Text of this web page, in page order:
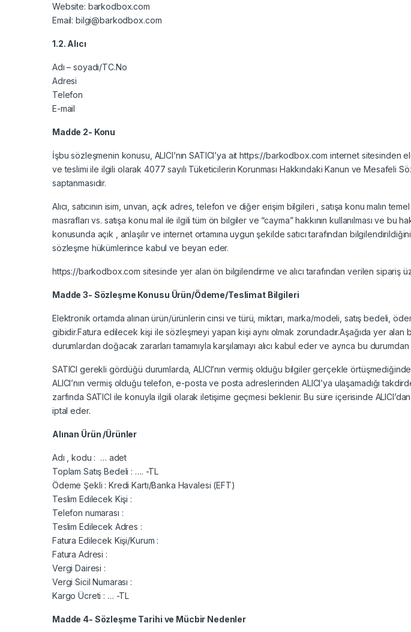
Website: barkodbox.com
Email: bilgi@barkodbox.com
1.2. Alıcı
Adı – soyadı/TC.No
Adresi
Telefon
E-mail
Madde 2- Konu
İşbu sözleşmenin konusu, ALICI’nın SATICI’ya ait https://barkodbox.com internet sitesinden
ve teslimi ile ilgili olarak 4077 sayılı Tüketicilerin Korunması Hakkındaki Kanun ve Mesafeli
saptanmasıdır.
Alıcı, satıcının isim, unvan, açık adres, telefon ve diğer erişim bilgileri , satışa konu malın
masrafları vs. satışa konu mal ile ilgili tüm ön bilgiler ve “cayma” hakkının kullanılması ve bu
konusunda açık , anlaşılır ve internet ortamına uygun şekilde satıcı tarafından
sözleşme hükümlerince kabul ve beyan eder.
https://barkodbox.com sitesinde yer alan ön bilgilendirme ve alıcı tarafından verilen sipariş
Madde 3- Sözleşme Konusu Ürün/Ödeme/Teslimat Bilgileri
Elektronik ortamda alınan ürün/ürünlerin cinsi ve türü, miktarı, marka/modeli, satış bedeli,
gibidir.Fatura edilecek kişi ile sözleşmeyi yapan kişi aynı olmak zorundadır.Aşağıda yer
durumlardan doğacak zararları tamamıyla karşılamayı alıcı kabul eder ve ayrıca bu
SATICI gerekli gördüğü durumlarda, ALICI’nın vermiş olduğu bilgiler gerçekle
ALICI’nın vermiş olduğu telefon, e-posta ve posta adreslerinden ALICI’ya ulaşamadığı
zarfında SATICI ile konuyla ilgili olarak iletişime geçmesi beklenir. Bu süre içerisinde
iptal eder.
Alınan Ürün /Ürünler
Adı , kodu : … adet
Toplam Satış Bedeli : …. -TL
Ödeme Şekli : Kredi Kartı/Banka Havalesi (EFT)
Teslim Edilecek Kişi :
Telefon numarası :
Teslim Edilecek Adres :
Fatura Edilecek Kişi/Kurum :
Fatura Adresi :
Vergi Dairesi :
Vergi Sicil Numarası :
Kargo Ücreti : … -TL
Madde 4- Sözleşme Tarihi ve Mücbir Nedenler